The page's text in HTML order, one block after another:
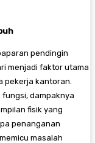
pendingin
menjadi faktor utama
pekerja kantoran.
dampaknya
fisik yang
penanganan
masalah